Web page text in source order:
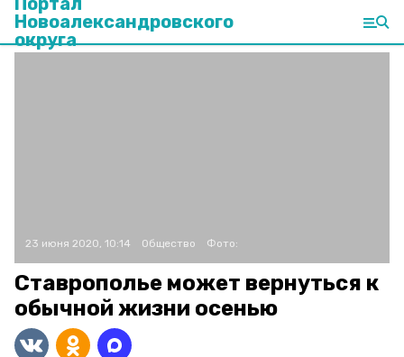
Новоалександровского
округа
23 июня 2020, 10:14 Общество Фото:
Ставрополье может вернуться к
обычной жизни осенью